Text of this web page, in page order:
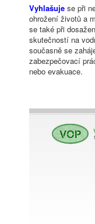
Vyhlašuje se při
ohrožení životů a
se také při
skutečností na
současně se
zabezpečovací
nebo evakuace.